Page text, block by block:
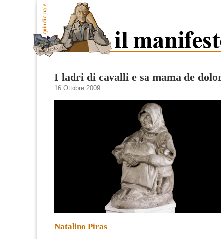
I ladri di cavalli e sa mama de
16 Ottobre 2009
Natalino Piras